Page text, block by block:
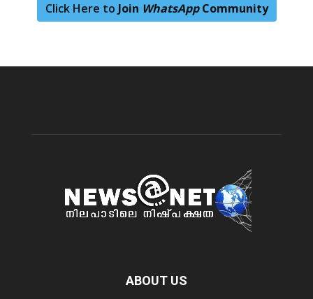
Click Here to Join WhatsAppCommunity
ABOUT US